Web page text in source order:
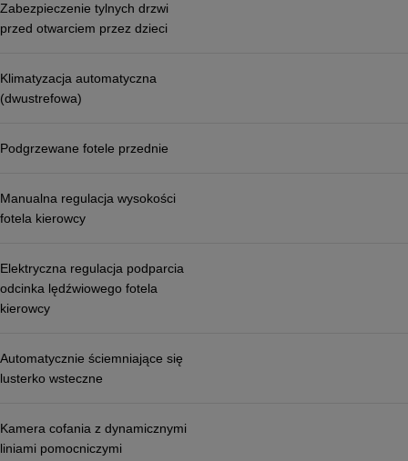
Zabezpieczenie tylnych drzwi
przed otwarciem przez dzieci
Klimatyzacja automatyczna
(dwustrefowa)
Podgrzewane fotele przednie
Manualna regulacja wysokości
fotela kierowcy
Elektryczna regulacja podparcia
odcinka lędźwiowego fotela
kierowcy
Automatycznie ściemniające się
lusterko wsteczne
Kamera cofania z dynamicznymi
liniami pomocniczymi